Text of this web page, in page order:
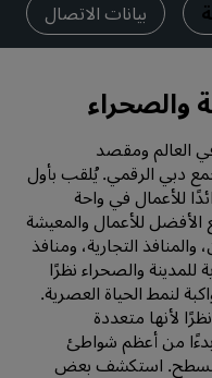
بيانات الاتصال
والصحراء
العالم ومقصد
دبي الرقمي. يُلقب بأول
للأعمال في واحة
للأعمال والمعيشة
التجارية، ومنافذ
للمدينة والصحراء نظرًا
لنمط الحياة العصرية.
لأنها متعددة
من أعظم شواطئ
السطح. استكشف بعض